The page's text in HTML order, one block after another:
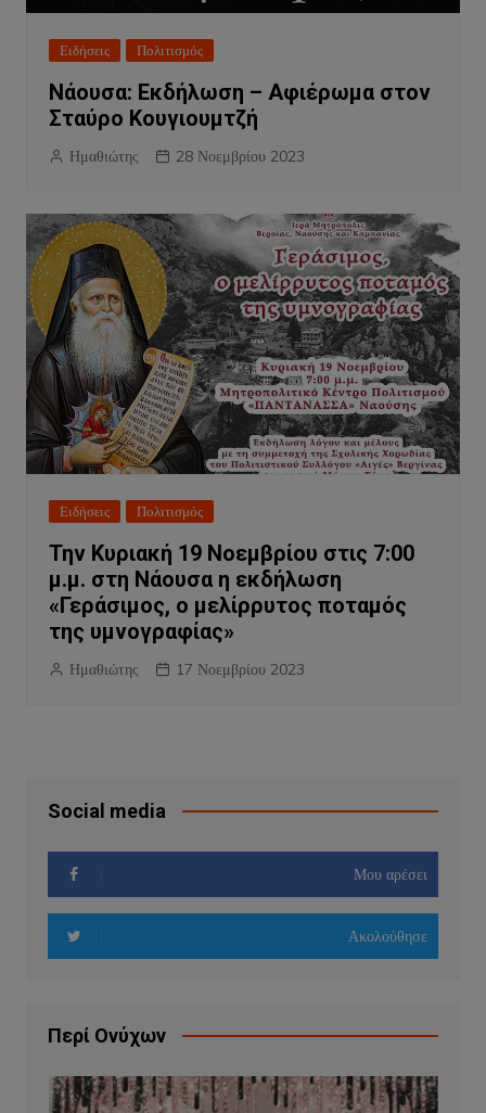
Ειδήσεις Πολιτισμός
Νάουσα: Eκδήλωση – Αφιέρωμα στον
Σταύρο Κουγιουμτζή
Ημαθιώτης 28 Νοεμβρίου 2023
Ειδήσεις Πολιτισμός
Την Κυριακή 19 Νοεμβρίου στις 7:00
μ.μ. στη Νάουσα η εκδήλωση
«Γεράσιμος, ο μελίρρυτος ποταμός
της υμνογραφίας»
Ημαθιώτης 17 Νοεμβρίου 2023
Social media
Μου αρέσει
Ακολούθησε
Περί Ονύχων